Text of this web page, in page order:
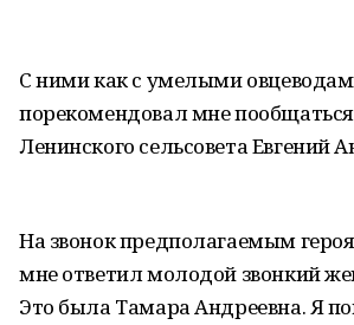
С ними как с умелыми
порекомендовал мне
Ленинского сельсовета Евгений
На звонок предполагаемым
мне ответил молодой звонкий
Это была Тамара Андреевна. Я